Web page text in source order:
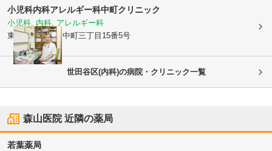
小児科内科アレルギー科中町クリニック
小児科, 内科, アレルギー科
東京都世田谷区中町三丁目15番5号
世田谷区(内科)の病院・クリニック一覧
森山医院近隣の薬局
若葉薬局